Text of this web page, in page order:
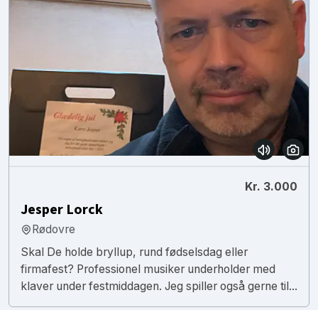
Kr. 3.000
Jesper Lorck
Rødovre
Skal De holde bryllup, rund fødselsdag eller
firmafest? Professionel musiker underholder med
klaver under festmiddagen. Jeg spiller også gerne til...